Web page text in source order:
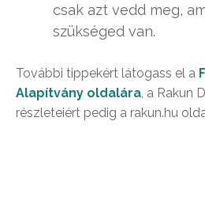
csak azt vedd meg,
szükséged van.
További tippekért látogass el a
Alapítvány oldalára , a Rakun
részleteiért pedig a rakun.hu